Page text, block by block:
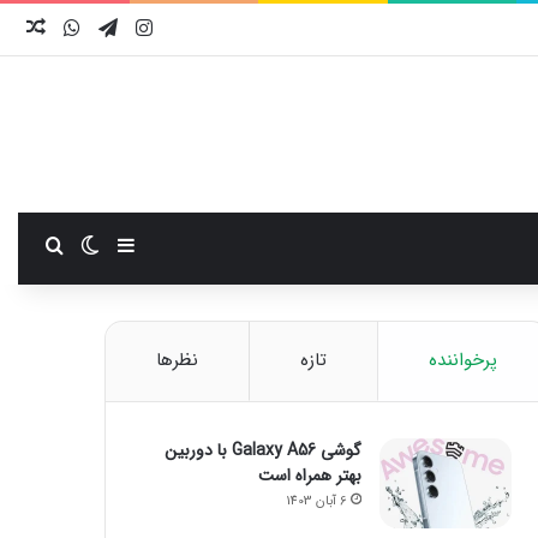
اینستاگرام
تلگرام واتس
سایدبارتغییر
پرخواننده تازه نظرها
گوشی Galaxy A56 با دوربین
بهتر همراه است
6 آبان 1403